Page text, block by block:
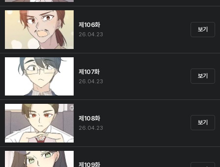
제106화
26.04.23
보기
제107화
26.04.23
보기
제108화
26.04.23
보기
제109화